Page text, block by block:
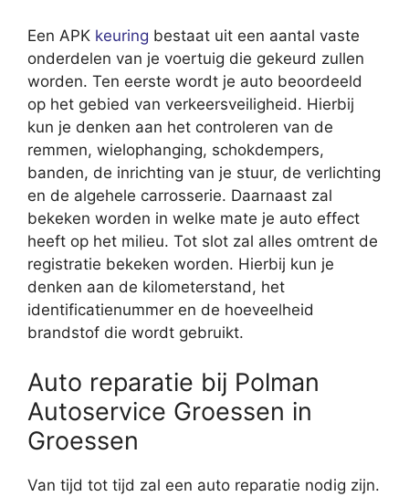
Een APK keuring bestaat uit een aantal vaste
onderdelen van je voertuig die gekeurd zullen
worden. Ten eerste wordt je auto beoordeeld
op het gebied van verkeersveiligheid. Hierbij
kun je denken aan het controleren van de
remmen, wielophanging, schokdempers,
banden, de inrichting van je stuur, de verlichting
en de algehele carrosserie. Daarnaast zal
bekeken worden in welke mate je auto effect
heeft op het milieu. Tot slot zal alles omtrent de
registratie bekeken worden. Hierbij kun je
denken aan de kilometerstand, het
identificatienummer en de hoeveelheid
brandstof die wordt gebruikt.
Auto reparatie bij Polman
Autoservice Groessen in
Groessen
Van tijd tot tijd zal een auto reparatie nodig zijn.